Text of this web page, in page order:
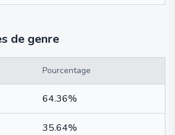
de genre
Pourcentage
64.36%
35.64%